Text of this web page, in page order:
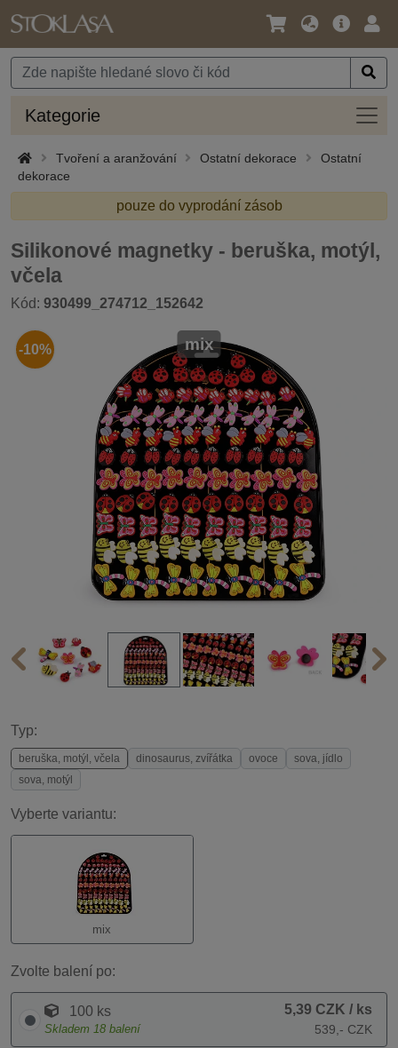
Jazyk
Měna
Hlavní
Kategorie
Tvoření a aranžování Ostatní dekorace
Ostatní
dekorace
pouze do vyprodání zásob
Silikonové magnetky - beruška, motýl,
včela
Kód: 930499_274712_152642
-10% mix
Typ:
beruška, motýl, včela dinosaurus, zvířátka ovoce
sova, jídlo
sova, motýl
Vyberte variantu:
mix
Zvolte balení po:
100 ks
Skladem 18 balení
5,39 CZK / ks
539,- CZK